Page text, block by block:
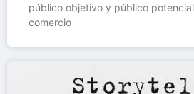
público objetivo y público
comercio